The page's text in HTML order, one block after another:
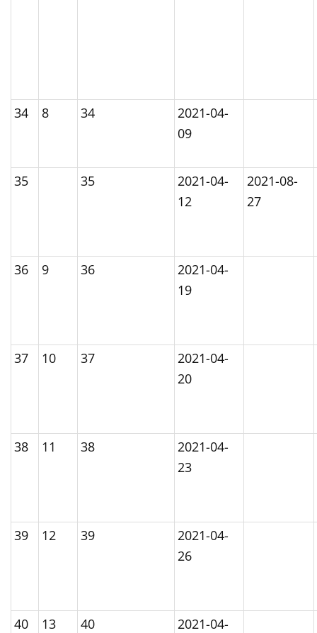
34 8 34
2021-04-
09
35 35
2021-04-
12
2021-08-
27
36 9 36
2021-04-
19
37 10 37
2021-04-
20
38 11 38
2021-04-
23
39 12 39
2021-04-
26
40 13 40
2021-04-